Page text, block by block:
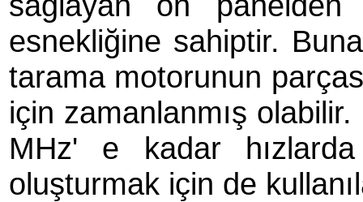
esnekliğine sahiptir.
tarama motorunun
için zamanlanmış
MHz' e kadar hızlarda
oluşturmak için de